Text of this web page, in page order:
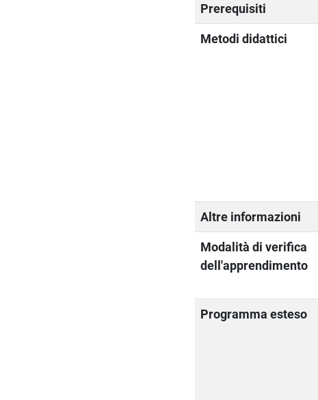
Prerequisiti
Metodi didattici
Altre informazioni
Modalità di verifica
dell'apprendimento
Programma esteso